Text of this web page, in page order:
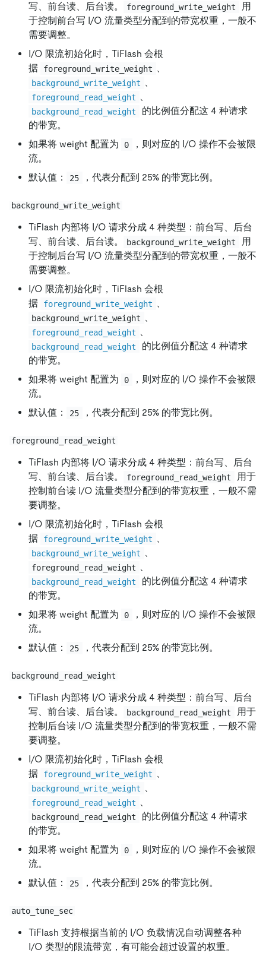
写、前台读、后台读。
foreground_write_weight
用
于控制前台写 I/O 流量类型分配到的带宽权重，一般不
需要调整。
I/O 限流初始化时，TiFlash 会根
据
foreground_write_weight 、
background_write_weight 、
foreground_read_weight 、
background_read_weight
的比例值分配这 4 种请求
的带宽。
如果将 weight 配置为
0
，则对应的 I/O 操作不会被限
流。
默认值：
25 ，代表分配到 25% 的带宽比例。
background_write_weight
TiFlash 内部将 I/O 请求分成 4 种类型：前台写、后台
写、前台读、后台读。
background_write_weight
用
于控制后台写 I/O 流量类型分配到的带宽权重，一般不
需要调整。
I/O 限流初始化时，TiFlash 会根
据
foreground_write_weight 、
background_write_weight 、
foreground_read_weight 、
background_read_weight
的比例值分配这 4 种请求
的带宽。
如果将 weight 配置为
0
，则对应的 I/O 操作不会被限
流。
默认值：
25 ，代表分配到 25% 的带宽比例。
foreground_read_weight
TiFlash 内部将 I/O 请求分成 4 种类型：前台写、后台
写、前台读、后台读。
foreground_read_weight
用于
控制前台读 I/O 流量类型分配到的带宽权重，一般不需
要调整。
I/O 限流初始化时，TiFlash 会根
据
foreground_write_weight 、
background_write_weight 、
foreground_read_weight 、
background_read_weight
的比例值分配这 4 种请求
的带宽。
如果将 weight 配置为
0
，则对应的 I/O 操作不会被限
流。
默认值：
25 ，代表分配到 25% 的带宽比例。
background_read_weight
TiFlash 内部将 I/O 请求分成 4 种类型：前台写、后台
写、前台读、后台读。
background_read_weight
用于
控制后台读 I/O 流量类型分配到的带宽权重，一般不需
要调整。
I/O 限流初始化时，TiFlash 会根
据
foreground_write_weight 、
background_write_weight 、
foreground_read_weight 、
background_read_weight
的比例值分配这 4 种请求
的带宽。
如果将 weight 配置为
0
，则对应的 I/O 操作不会被限
流。
默认值：
25 ，代表分配到 25% 的带宽比例。
auto_tune_sec
TiFlash 支持根据当前的 I/O 负载情况自动调整各种
I/O 类型的限流带宽，有可能会超过设置的权重。